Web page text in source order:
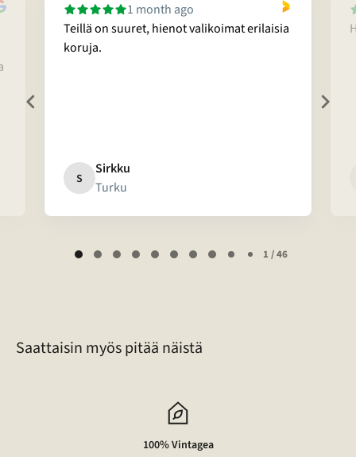
1 month ago
Teillä on suuret, hienot valikoimat erilaisia
koruja.
S
Sirkku
Turku
1 / 46
Saattaisin myös pitää näistä
100% Vintagea